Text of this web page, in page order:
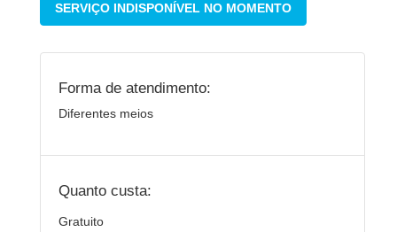
SERVIÇO INDISPONÍVEL NO MOMENTO
Forma de atendimento:
Diferentes meios
Quanto custa:
Gratuito